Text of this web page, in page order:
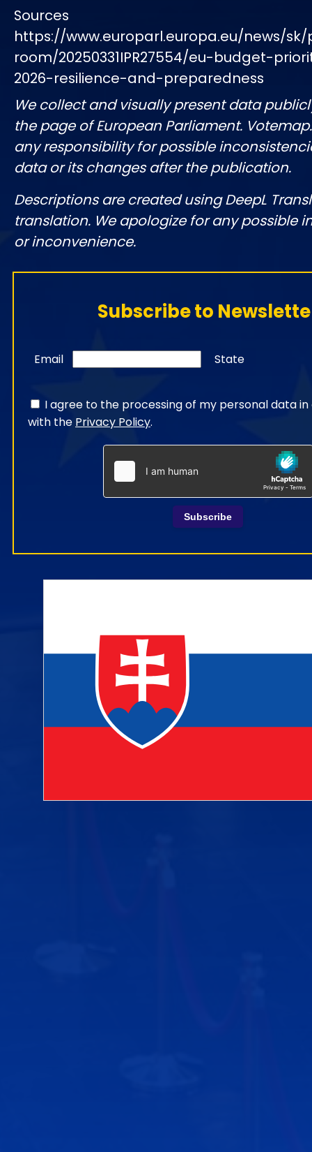
Sources
https://www.europarl.europa.eu/news/
room/20250331IPR27554/eu-budget-
2026-resilience-and-preparedness
We collect and visually present data
the page of European Parliament.
any responsibility for possible
data or its changes after the publication.
Descriptions are created using DeepL
translation. We apologize for any possible
or inconvenience.
Subscribe to
Email State
I agree to the processing of my personal data
with the Privacy Policy.
Subscribe